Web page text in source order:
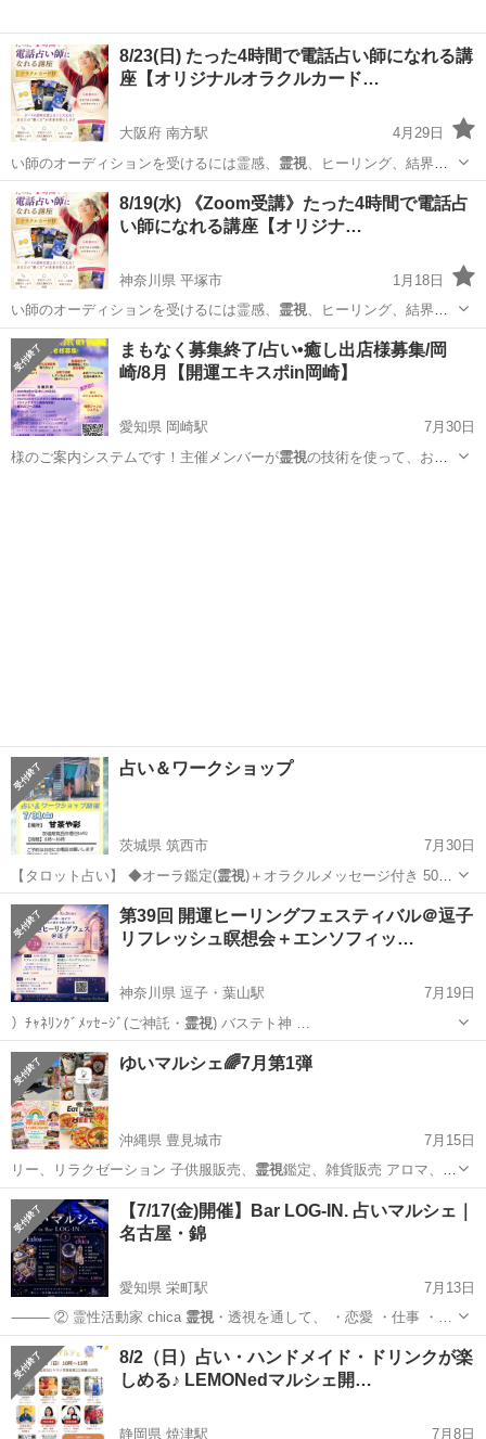
8/23(日) たった4時間で電話占い師になれる講
座【オリジナルオラクルカード…
大阪府 南方駅
4月29日
い師のオーディションを受けるには霊感、 霊視、ヒーリング、結界ハ
リの占術が必要です…
大阪 大阪市 南方駅 セミナー オーディション
8/19(水) 《Zoom受講》たった4時間で電話占
い師になれる講座【オリジナ…
神奈川県 平塚市
1月18日
い師のオーディションを受けるには霊感、 霊視、ヒーリング、結界ハ
リの占術が必要です…
神奈川 平塚市 セミナー オーディション
まもなく募集終了/占い•癒し出店様募集/岡
崎/8月【開運エキスポin岡崎】
愛知県 岡崎駅
7月30日
様のご案内システムです！主催メンバーが霊視の技術を使って、お客
占い＆ワークショップ
茨城県 筑西市
7月30日
【タロット占い】 ◆オーラ鑑定(霊視)＋オラクルメッセージ付き 5000
縁…
茨城 筑西市 その他 算命学
第39回 開運ヒーリングフェスティバル＠逗子
リフレッシュ瞑想会＋エンソフィッ…
神奈川県 逗子・葉山駅
7月19日
）ﾁｬﾈﾘﾝｸﾞﾒｯｾｰｼﾞ(ご神託・ 霊視
神奈川 逗子市 逗子・葉山駅 その他
ゆいマルシェ🌈7月第1弾
沖縄県 豊見城市
7月15日
リー、リラクゼーション ⁡子供服販売、 霊視鑑定、雑貨販売 アロマ、⁡ワ
ークショッ…
沖縄 豊見城市 その他 マルシェ
【7/17(金)開催】Bar LOG-IN. 占いマルシェ｜
名古屋・錦
愛知県 栄町駅
7月13日
⸻ ② 霊性活動家 chica 霊視 ・透視を通して、 ・恋愛 ・仕事 ・…
愛知 名古屋市 栄町駅 Bar
8/2（日）占い・ハンドメイド・ドリンクが楽
しめる♪ LEMONedマルシェ開…
静岡県 焼津駅 7月8日